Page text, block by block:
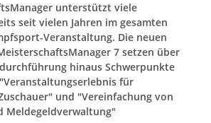
unterstützt viele
seit vielen Jahren im gesamten
Veranstaltung. Die neuen
7 setzen über
hinaus Schwerpunkte
für
und "Vereinfachung von
Meldegeldverwaltung"